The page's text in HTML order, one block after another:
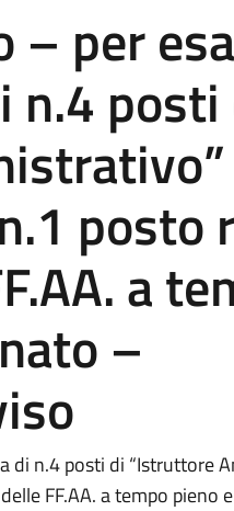
– per
n.4 posti
posto
a
–
di n.4 posti di “Istruttore
FF.AA. a tempo pieno